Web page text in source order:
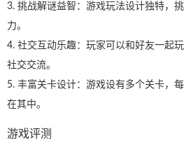
3. 挑战解谜益智：游戏玩法设计独特，
力。
4. 社交互动乐趣：玩家可以和好友一起
社交交流。
5. 丰富关卡设计：游戏设有多个关卡，
在其中。
游戏评测